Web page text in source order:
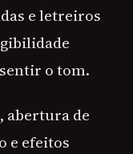
e letreiros
o tom.
abertura de
e efeitos